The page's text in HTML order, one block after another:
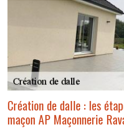
Création de dalle : les
maçon AP Maçonnerie